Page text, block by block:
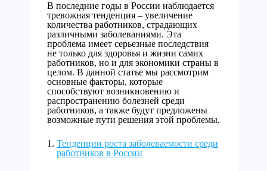
В последние годы в России наблюдается
тревожная тенденция – увеличение
количества работников, страдающих
различными заболеваниями. Эта
проблема имеет серьезные последствия
не только для здоровья и жизни самих
работников, но и для экономики страны в
целом. В данной статье мы рассмотрим
основные факторы, которые
способствуют возникновению и
распространению болезней среди
работников, а также будут предложены
возможные пути решения этой проблемы.
Тенденции роста заболеваемости среди
работников в России